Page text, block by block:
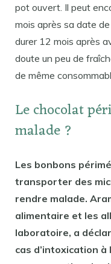
pot ouvert. Il peut
mois après sa date
durer 12 mois après
doute un peu de
de même
Le chocolat
malade ?
Les bonbons
transporter des
rendre malade.
alimentaire et les
laboratoire, a
cas d’intoxication à